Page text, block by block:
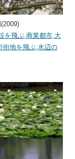
を飛ぶ, 商業都市, 大
街地を飛ぶ, 水辺の